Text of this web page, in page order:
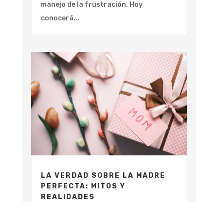
manejo de la frustración. Hoy
conocerá...
LA VERDAD SOBRE LA MADRE
PERFECTA: MITOS Y
REALIDADES